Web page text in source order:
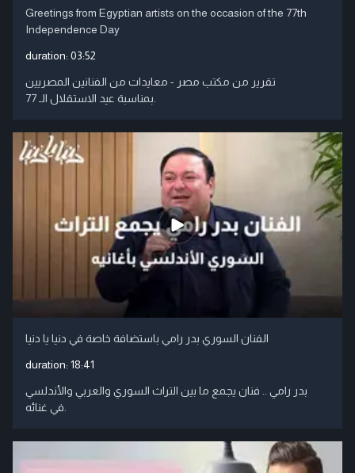
Greetings from Egyptian artists on the occasion of the 77th
Independence Day
duration: 03:52
تقرير من مكتب مصر - معايدات من الفنانين المصريين
الفنان السوري بدر رامي باستضافة خاصة في دنيا يا دنيا
duration: 18:41
بدر رامي .. فنان يجمع ما بين التراث السوري والعربي والأندلسي